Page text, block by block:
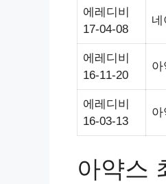
에레디비
17-04-08
네
에레디비
16-11-20
아
에레디비
16-03-13
아
아약스